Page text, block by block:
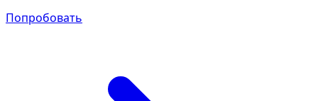
Попробовать